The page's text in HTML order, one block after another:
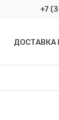
+7
ДОСТАВКА